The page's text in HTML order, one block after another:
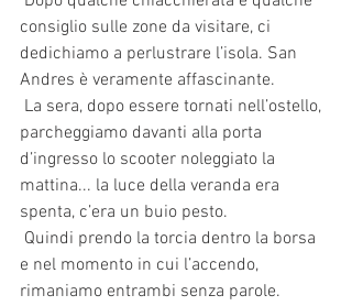
consiglio sulle zone da visitare, ci
dedichiamo a perlustrare l’isola. San
Andres è veramente affascinante.
parcheggiamo davanti alla porta
d’ingresso lo scooter noleggiato la
mattina... la luce della veranda era
spenta, c’era un buio pesto.
e nel momento in cui l’accendo,
rimaniamo entrambi senza parole.